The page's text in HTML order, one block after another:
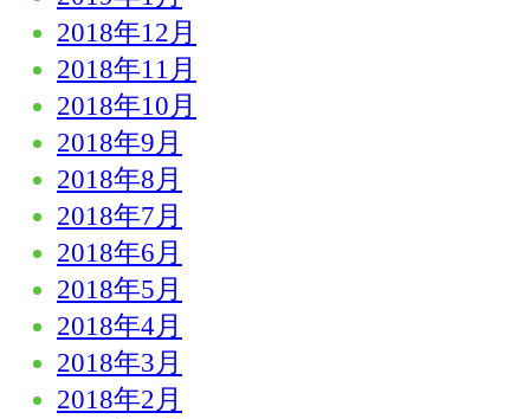
2018年12月
2018年11月
2018年10月
2018年9月
2018年8月
2018年7月
2018年6月
2018年5月
2018年4月
2018年3月
2018年2月